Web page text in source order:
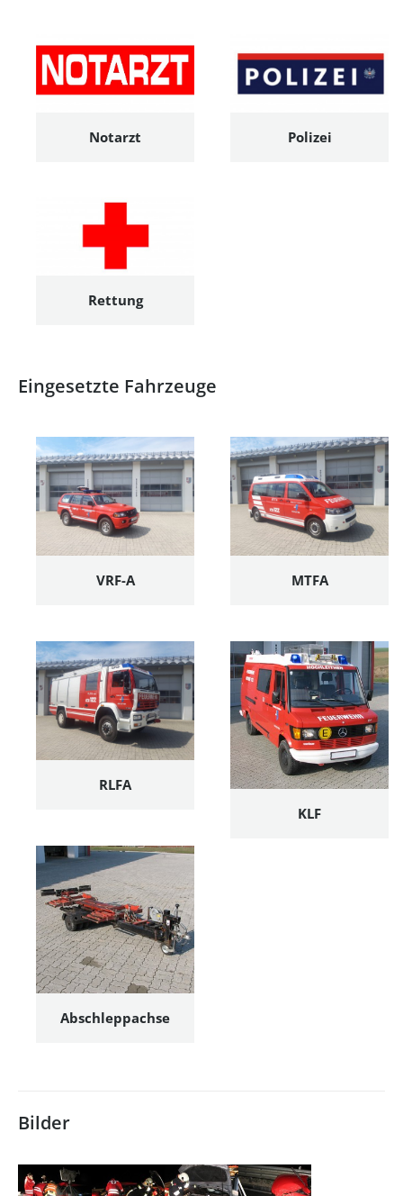
Notarzt Polizei
Rettung
Eingesetzte Fahrzeuge
VRF-A MTFA
RLFA
KLF
Abschleppachse
Bilder